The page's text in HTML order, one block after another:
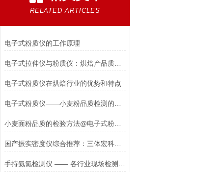
RELATED ARTICLES
电子式粉质仪的工作原理
电子式拉伸仪与粉质仪：烘焙产品质量预测的精准双剑
电子式粉质仪在烘焙行业的优势和特点
小麦面粉品质的检验方法@电子式粉质仪#山东三体厂家直销
国产振实密度仪综合推荐：三体宏科领-跑，多品牌适配差异化需求